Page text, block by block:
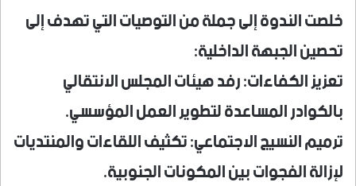
خلصت الندوة إلى جملة من التوصيات التي تهدف إلى
تحصين الجبهة الداخلية:
تعزيز الكفاءات: رفد هيئات المجلس الانتقالي
بالكوادر المساعدة لتطوير العمل المؤسسي.
ترميم النسيج الاجتماعي: تكثيف اللقاءات والمنتديات
لإزالة الفجوات بين المكونات الجنوبية.